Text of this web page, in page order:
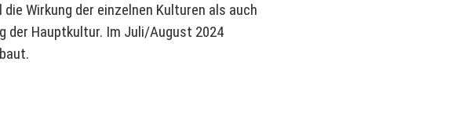
Wirkung der einzelnen Kulturen als auch
der Hauptkultur. Im Juli/August 2024